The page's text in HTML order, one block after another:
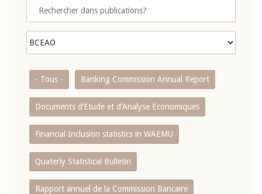
- Tous - Banking Commission Annual Report
Documents d’Etude et d’Analyse Economiques
Financial Inclusion statistics in WAEMU
Quaterly Statistical Bulletin
Rapport annuel de la Commission Bancaire